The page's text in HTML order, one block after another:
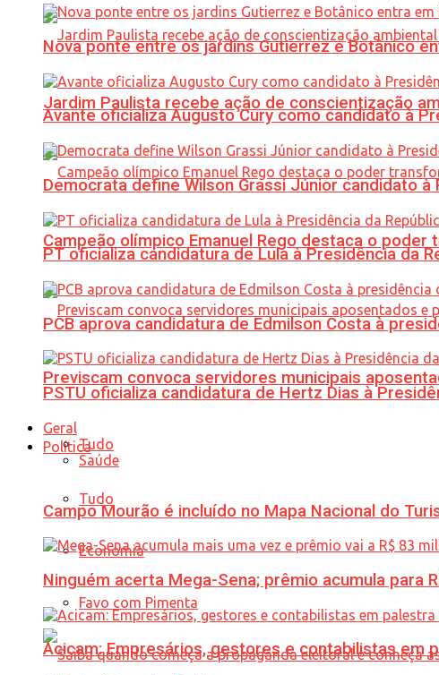
Jardim Paulista recebe ação de conscientização
Campeão olímpico Emanuel Rego destaca o
Previscam convoca servidores municipais
Política
Tudo
Economia
Favo com Pimenta
Nova ponte entre os jardins Gutierrez e Botânico
Avante oficializa Augusto Cury como candidato à
Democrata define Wilson Grassi Júnior candidato à
PT oficializa candidatura de Lula à Presidência da
PCB aprova candidatura de Edmilson Costa à
PSTU oficializa candidatura de Hertz Dias à
Geral
Tudo
Saúde
Campo Mourão é incluído no Mapa Nacional do
Ninguém acerta Mega-Sena; prêmio acumula para
Acicam: Empresários, gestores e contabilistas em